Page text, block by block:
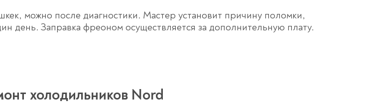
можно после диагностики. Мастер установит причину поломки,
день. Заправка фреоном осуществляется за дополнительную плату.
холодильников Nord